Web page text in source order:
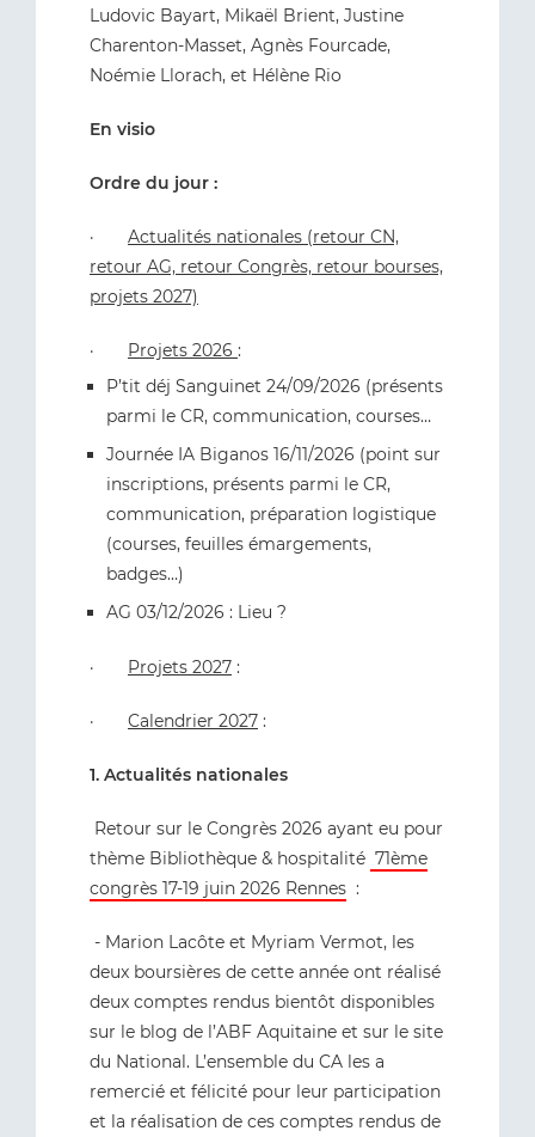
Ludovic Bayart, Mikaël Brient, Justine
Charenton-Masset, Agnès Fourcade,
Noémie Llorach, et Hélène Rio
En visio
Ordre du jour :
· Actualités nationales (retour CN,
retour AG, retour Congrès, retour bourses,
projets 2027)
· Projets 2026 :
P’tit déj Sanguinet 24/09/2026 (présents
parmi le CR, communication, courses…
Journée IA Biganos 16/11/2026 (point sur
inscriptions, présents parmi le CR,
communication, préparation logistique
(courses, feuilles émargements,
badges…)
AG 03/12/2026 : Lieu ?
· Projets 2027 :
· Calendrier 2027 :
1. Actualités nationales
Retour sur le Congrès 2026 ayant eu pour
thème Bibliothèque & hospitalité 71ème
congrès 17-19 juin 2026 Rennes :
- Marion Lacôte et Myriam Vermot, les
deux boursières de cette année ont réalisé
deux comptes rendus bientôt disponibles
sur le blog de l’ABF Aquitaine et sur le site
du National. L’ensemble du CA les a
remercié et félicité pour leur participation
et la réalisation de ces comptes rendus de